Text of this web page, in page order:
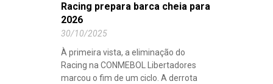
Racing prepara barca cheia para
2026
30/10/2025
À primeira vista, a eliminação do
Racing na CONMEBOL Libertadores
marcou o fim de um ciclo. A derrota